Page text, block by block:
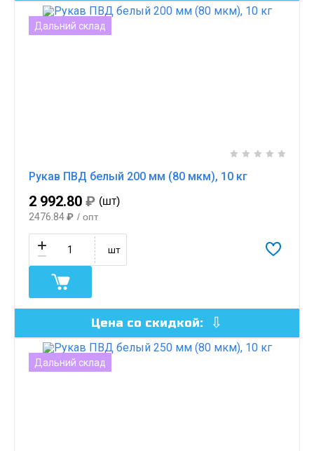
Дальний склад
Рукав ПВД белый 200 мм (80 мкм), 10 кг
2 992.80 ₽ (шт)
2476.84₽ / опт
шт
Цена со скидкой:
Дальний склад